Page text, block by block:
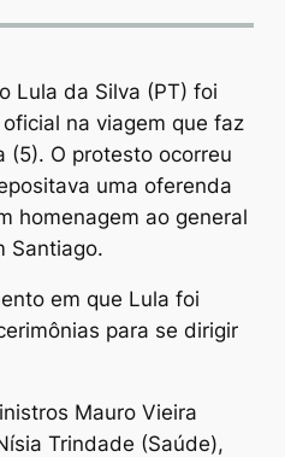
Lula da Silva (PT) foi
na viagem que faz
(5). O protesto ocorreu
uma oferenda
homenagem ao general
Santiago.
em que Lula foi
para se dirigir
Mauro Vieira
Trindade (Saúde),